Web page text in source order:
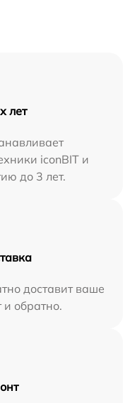
лет
iconBIT и
до 3 лет.
доставит ваше
и обратно.